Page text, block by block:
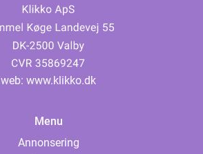
web: www.klikko.dk
Menu
Annonsering